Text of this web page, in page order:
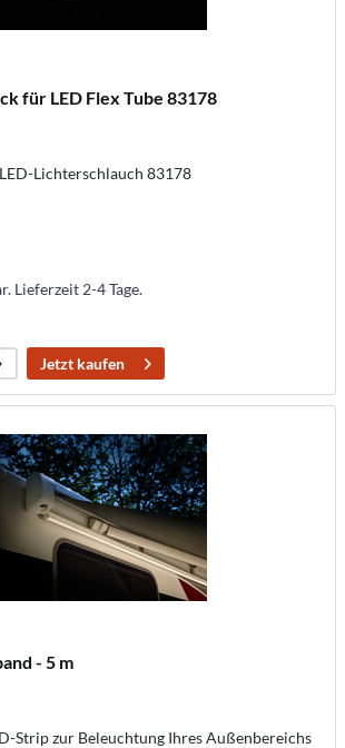
für LED Flex Tube 83178
Lichterschlauch 83178
Lieferzeit 2-4 Tage.
Jetzt kaufen
- 5 m
Strip zur Beleuchtung Ihres Außenbereichs